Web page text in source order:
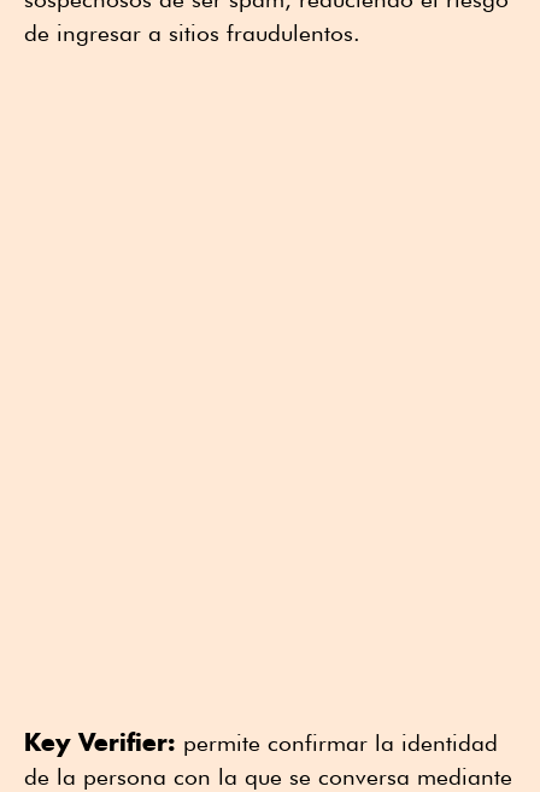
de ingresar a sitios fraudulentos.
Key Verifier: permite confirmar la identidad
de la persona con la que se conversa mediante